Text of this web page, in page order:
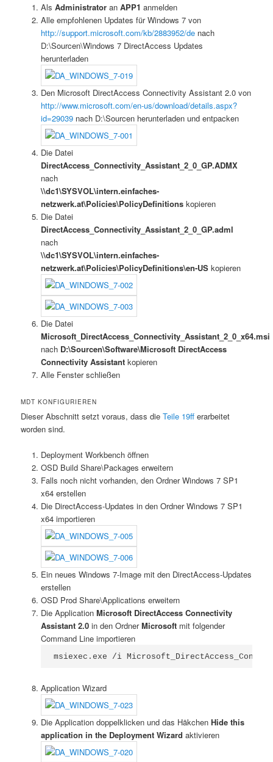
Als Administratoran APP1 anmelden
Alle empfohlenen Updates für Windows 7 von
http://support.microsoft.com/kb/2883952/denach
D:\Sourcen\Windows 7 DirectAccess Updates
herunterladen
Den Microsoft DirectAccess Connectivity Assistant 2.0 von
http://www.microsoft.com/en-us/download/details.aspx?
id=29039nach D:\Sourcen herunterladen und entpacken
Die Datei
DirectAccess_Connectivity_Assistant_2_0_GP.ADMX
nach
\\dc1\SYSVOL\intern.einfaches-
netzwerk.at\Policies\PolicyDefinitionskopieren
Die Datei
DirectAccess_Connectivity_Assistant_2_0_GP.adml
nach
\\dc1\SYSVOL\intern.einfaches-
netzwerk.at\Policies\PolicyDefinitions\en-USkopieren
Die Datei
Microsoft_DirectAccess_Connectivity_Assistant_2_0_x64.msi
nach D:\Sourcen\Software\Microsoft DirectAccess
Connectivity Assistantkopieren
Alle Fenster schließen
MDT KONFIGURIEREN
Dieser Abschnitt setzt voraus, dass dieTeile 19fferarbeitet
worden sind.
Deployment Workbench öffnen
OSD Build Share\Packages erweitern
Falls noch nicht vorhanden, den Ordner Windows 7 SP1
x64 erstellen
Die DirectAccess-Updates in den Ordner Windows 7 SP1
x64 importieren
Ein neues Windows 7-Image mit den DirectAccess-Updates
erstellen
OSD Prod Share\Applications erweitern
Die Application Microsoft DirectAccess Connectivity
Assistant 2.0in den OrdnerMicrosoft mit folgender
Command Line importieren
msiexec.exe /i
Application Wizard
Die Application doppelklicken und das Häkchen Hide this
application in the Deployment Wizard aktivieren